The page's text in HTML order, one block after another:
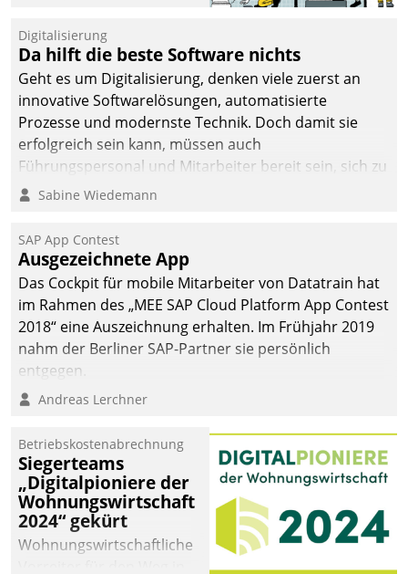
Jahresbeginn eine
Überblick, Einsicht und
Eingriff bietende Lösung.
Zur Entwicklung setzte
man auf
Cloudtechnologie,
bewährte und Startup-
agile Projektmethoden.
Digitalisierung
Da hilft die beste Software nichts
Geht es um Digitalisierung, denken viele zuerst an
innovative Softwarelösungen, automatisierte
Prozesse und modernste Technik. Doch damit sie
erfolgreich sein kann, müssen auch
Führungspersonal und Mitarbeiter bereit sein, sich zu
verändern und anzupassen, sonst werden sie an ihr
Sabine Wiedemann
SAP App Contest
Ausgezeichnete App
Das Cockpit für mobile Mitarbeiter von Datatrain hat
im Rahmen des „MEE SAP Cloud Platform App Contest
2018“ eine Auszeichnung erhalten. Im Frühjahr 2019
nahm der Berliner SAP-Partner sie persönlich
entgegen.
Andreas Lerchner
Betriebskostenabrechnung
Siegerteams
„Digitalpioniere der
Wohnungswirtschaft
2024“ gekürt
Wohnungswirtschaftliche